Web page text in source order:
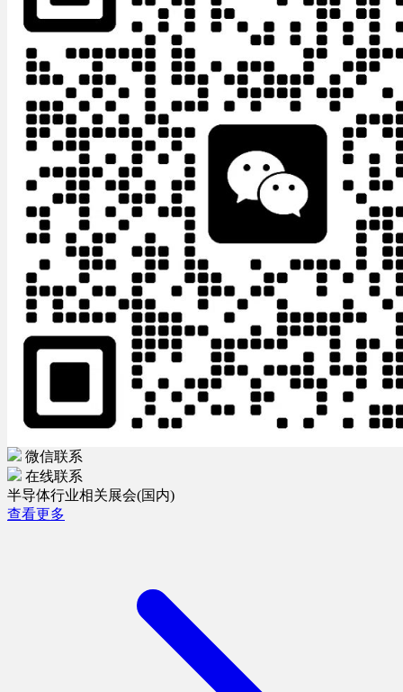
微信联系
在线联系
半导体行业相关展会(国内)
查看更多